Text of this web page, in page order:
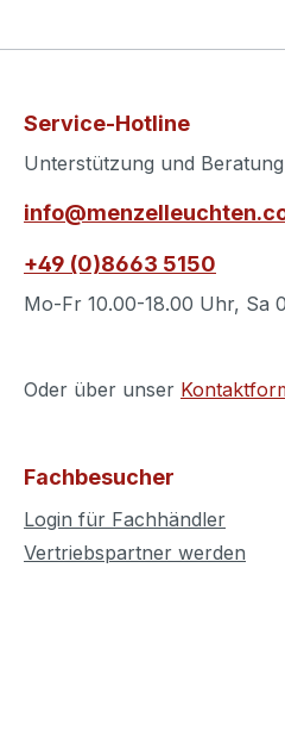
Service-Hotline
Unterstützung und
+49 (0)8663 5150
Mo-Fr 10.00-18.00 Uhr, Sa
Oder über unser
Fachbesucher
Login für Fachhändler
Vertriebspartner werden